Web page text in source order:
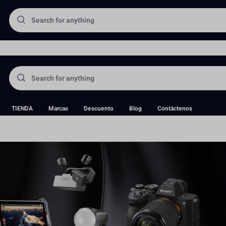
directa de equipos fotográficos y aceptamos pedidos
TIENDA Marcas Descuento Blog Contáctenos